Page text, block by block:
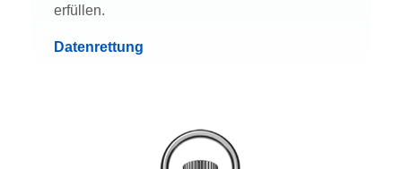
erfüllen.
Datenrettung